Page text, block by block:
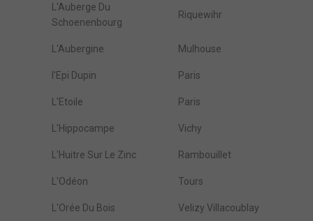
L'Auberge Du
Schoenenbourg
Riquewihr
L'Aubergine Mulhouse
l'Epi Dupin Paris
L'Etoile Paris
L'Hippocampe Vichy
L'Huitre Sur Le Zinc Rambouillet
L'Odéon Tours
L'Orée Du Bois Velizy Villacoublay